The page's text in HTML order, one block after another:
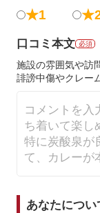
★1
口コミ本文 必須
施設の雰囲気や訪
誹謗中傷やクレー
あなたにつ